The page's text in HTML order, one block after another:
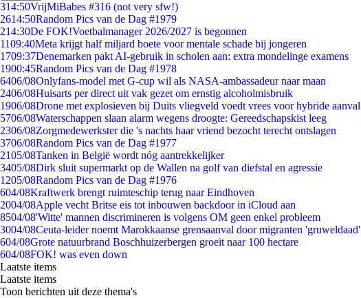
314:50VrijMiBabes #316 (not very sfw!)
2614:50Random Pics van de Dag #1979
214:30De FOK!Voetbalmanager 2026/2027 is begonnen
1109:40Meta krijgt half miljard boete voor mentale schade bij jongeren
1709:37Denemarken pakt AI-gebruik in scholen aan: extra mondelinge examens
1900:45Random Pics van de Dag #1978
6406/08Onlyfans-model met G-cup wil als NASA-ambassadeur naar maan
2406/08Huisarts per direct uit vak gezet om ernstig alcoholmisbruik
1906/08Drone met explosieven bij Duits vliegveld voedt vrees voor hybride aanval
5706/08Waterschappen slaan alarm wegens droogte: Gereedschapskist leeg
2306/08Zorgmedewerkster die 's nachts haar vriend bezocht terecht ontslagen
3706/08Random Pics van de Dag #1977
2105/08Tanken in België wordt nóg aantrekkelijker
3405/08Dirk sluit supermarkt op de Wallen na golf van diefstal en agressie
1205/08Random Pics van de Dag #1976
604/08Kraftwerk brengt ruimteschip terug naar Eindhoven
2004/08Apple vecht Britse eis tot inbouwen backdoor in iCloud aan
8504/08'Witte' mannen discrimineren is volgens OM geen enkel probleem
3004/08Ceuta-leider noemt Marokkaanse grensaanval door migranten 'gruweldaad'
604/08Grote natuurbrand Boschhuizerbergen groeit naar 100 hectare
604/08FOK! was even down
Laatste items
Laatste items
Toon berichten uit deze thema's